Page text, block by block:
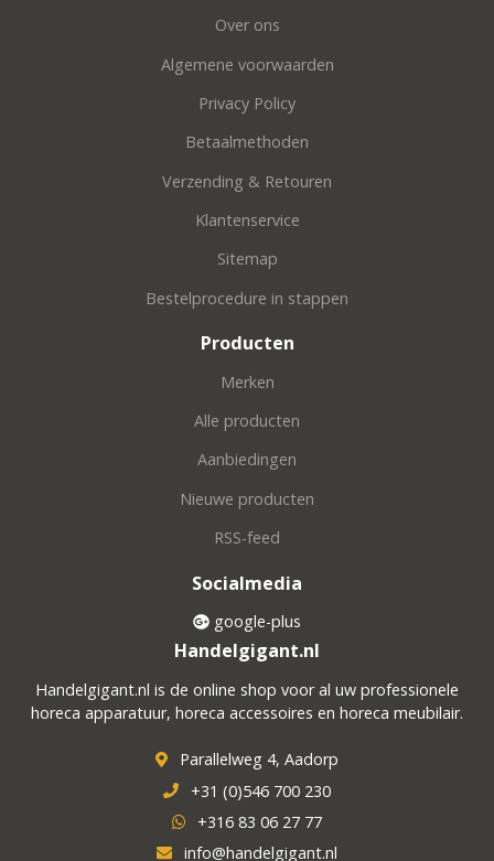
Over ons
Algemene voorwaarden
Privacy Policy
Betaalmethoden
Verzending & Retouren
Klantenservice
Sitemap
Bestelprocedure in stappen
Producten
Merken
Alle producten
Aanbiedingen
Nieuwe producten
RSS-feed
Socialmedia
google-plus
Handelgigant.nl
Handelgigant.nl is de online shop voor al uw professionele
horeca apparatuur, horeca accessoires en horeca meubilair.
Parallelweg 4, Aadorp
+31 (0)546 700 230
+316 83 06 27 77
info@handelgigant.nl